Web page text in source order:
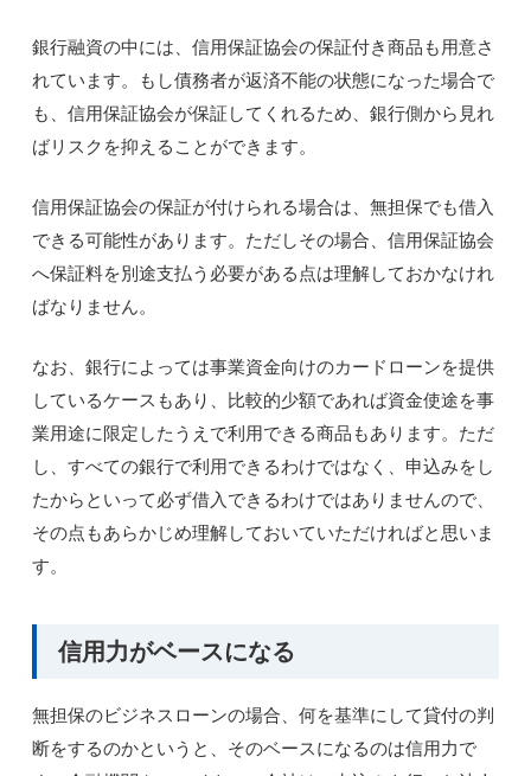
銀行融資の中には、信用保証協会の保証付き商品も用意さ
れています。もし債務者が返済不能の状態になった場合で
も、信用保証協会が保証してくれるため、銀行側から見れ
ばリスクを抑えることができます。
信用保証協会の保証が付けられる場合は、無担保でも借入
できる可能性があります。ただしその場合、信用保証協会
へ保証料を別途支払う必要がある点は理解しておかなけれ
ばなりません。
なお、銀行によっては事業資金向けのカードローンを提供
しているケースもあり、比較的少額であれば資金使途を事
業用途に限定したうえで利用できる商品もあります。ただ
し、すべての銀行で利用できるわけではなく、申込みをし
たからといって必ず借入できるわけではありませんので、
その点もあらかじめ理解しておいていただければと思いま
す。
信用力がベースになる
無担保のビジネスローンの場合、何を基準にして貸付の判
断をするのかというと、そのベースになるのは信用力で